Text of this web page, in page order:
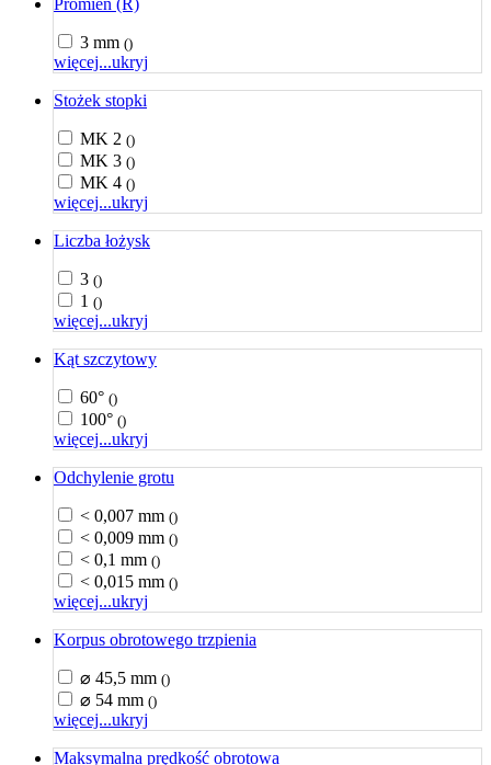
Promień (R)
3 mm ()
więcej...ukryj
Stożek stopki
MK 2 ()
MK 3 ()
MK 4 ()
więcej...ukryj
Liczba łożysk
3 ()
1 ()
więcej...ukryj
Kąt szczytowy
60° ()
100° ()
więcej...ukryj
Odchylenie grotu
< 0,007 mm ()
< 0,009 mm ()
< 0,1 mm ()
< 0,015 mm ()
więcej...ukryj
Korpus obrotowego trzpienia
⌀ 45,5 mm ()
⌀ 54 mm ()
więcej...ukryj
Maksymalna prędkość obrotowa